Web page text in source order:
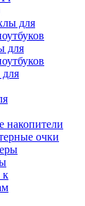
для
накопители
очки